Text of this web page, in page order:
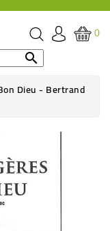
0

Dieu - Bertrand